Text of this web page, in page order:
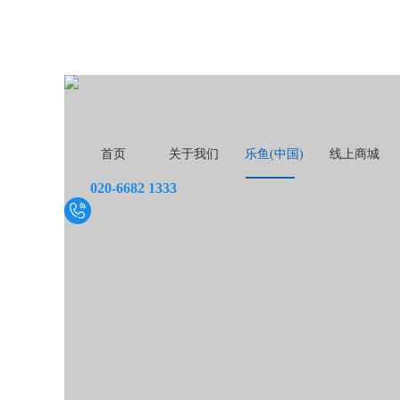
首页 关于我们 乐鱼(中国) 线上商城
020-6682 1333